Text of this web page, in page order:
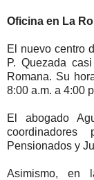
Oficina en La
El nuevo centro
P. Quezada
Romana. Su
8:00 a.m. a 4:00
El abogado
Pensionados y
Asimismo, en